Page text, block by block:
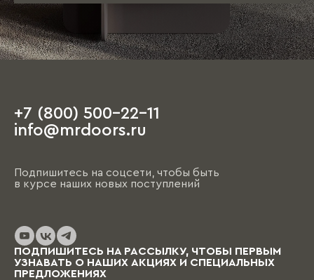
+7 (800) 500-22-11
info@mrdoors.ru
Подпишитесь на соцсети, чтобы быть
в курсе наших новых поступлений
ПОДПИШИТЕСЬ НА РАССЫЛКУ, ЧТОБЫ ПЕРВЫМ
УЗНАВАТЬ О НАШИХ АКЦИЯХ И СПЕЦИАЛЬНЫХ
ПРЕДЛОЖЕНИЯХ